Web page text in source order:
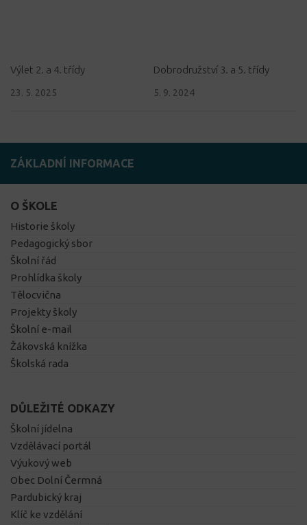
Výlet 2. a 4. třídy
23. 5. 2025
Dobrodružství 3. a 5. třídy
5. 9. 2024
ZÁKLADNÍ INFORMACE
O ŠKOLE
Historie školy
Pedagogický sbor
Školní řád
Prohlídka školy
Tělocvična
Projekty školy
Školní e-mail
Žákovská knížka
Školská rada
DŮLEŽITÉ ODKAZY
Školní jídelna
Vzdělávací portál
Výukový web
Obec Dolní Čermná
Pardubický kraj
Klíč ke vzdělání